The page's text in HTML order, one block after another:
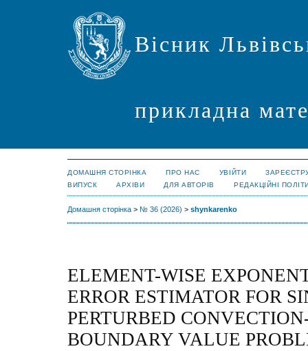
Вісник
прикладна
ДОМАШНЯ СТОРІНКА ПРО НАС УВІЙТИ
ВИПУСК
АРХІВИ ДЛЯ АВТОРІВ РЕДАКЦІЙНІ
Домашня сторінка > № 36 (2026) > shynkarenko
ELEMENT-WISE
ERROR ESTIMATOR FOR
PERTURBED
BOUNDARY VALUE